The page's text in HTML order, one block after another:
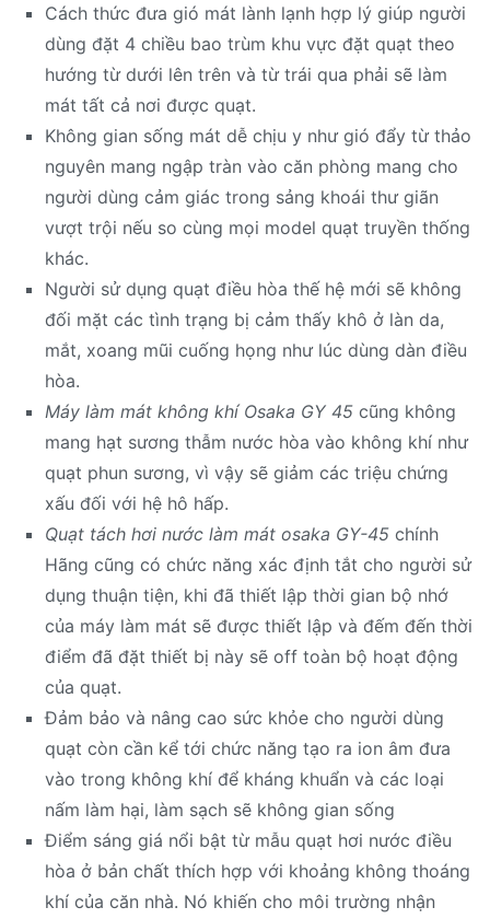
Cách thức đưa gió mát lành lạnh hợp lý giúp người
dùng đặt 4 chiều bao trùm khu vực đặt quạt theo
hướng từ dưới lên trên và từ trái qua phải sẽ làm
mát tất cả nơi được quạt.
Không gian sống mát dễ chịu y như gió đẩy từ thảo
nguyên mang ngập tràn vào căn phòng mang cho
người dùng cảm giác trong sảng khoái thư giãn
vượt trội nếu so cùng mọi model quạt truyền thống
khác.
Người sử dụng quạt điều hòa thế hệ mới sẽ không
đối mặt các tình trạng bị cảm thấy khô ở làn da,
mắt, xoang mũi cuống họng như lúc dùng dàn điều
hòa.
Máy làm mát không khí Osaka GY 45cũng không
mang hạt sương thẫm nước hòa vào không khí như
quạt phun sương, vì vậy sẽ giảm các triệu chứng
xấu đối với hệ hô hấp.
Quạt tách hơi nước làm mát osaka GY-45chính
Hãng cũng có chức năng xác định tắt cho người sử
dụng thuận tiện, khi đã thiết lập thời gian bộ nhớ
của máy làm mát sẽ được thiết lập và đếm đến thời
điểm đã đặt thiết bị này sẽ off toàn bộ hoạt động
của quạt.
Đảm bảo và nâng cao sức khỏe cho người dùng
quạt còn cần kể tới chức năng tạo ra ion âm đưa
vào trong không khí để kháng khuẩn và các loại
nấm làm hại, làm sạch sẽ không gian sống
Điểm sáng giá nổi bật từ mẫu quạt hơi nước điều
hòa ở bản chất thích hợp với khoảng không thoáng
khí của căn nhà. Nó khiến cho môi trường nhận